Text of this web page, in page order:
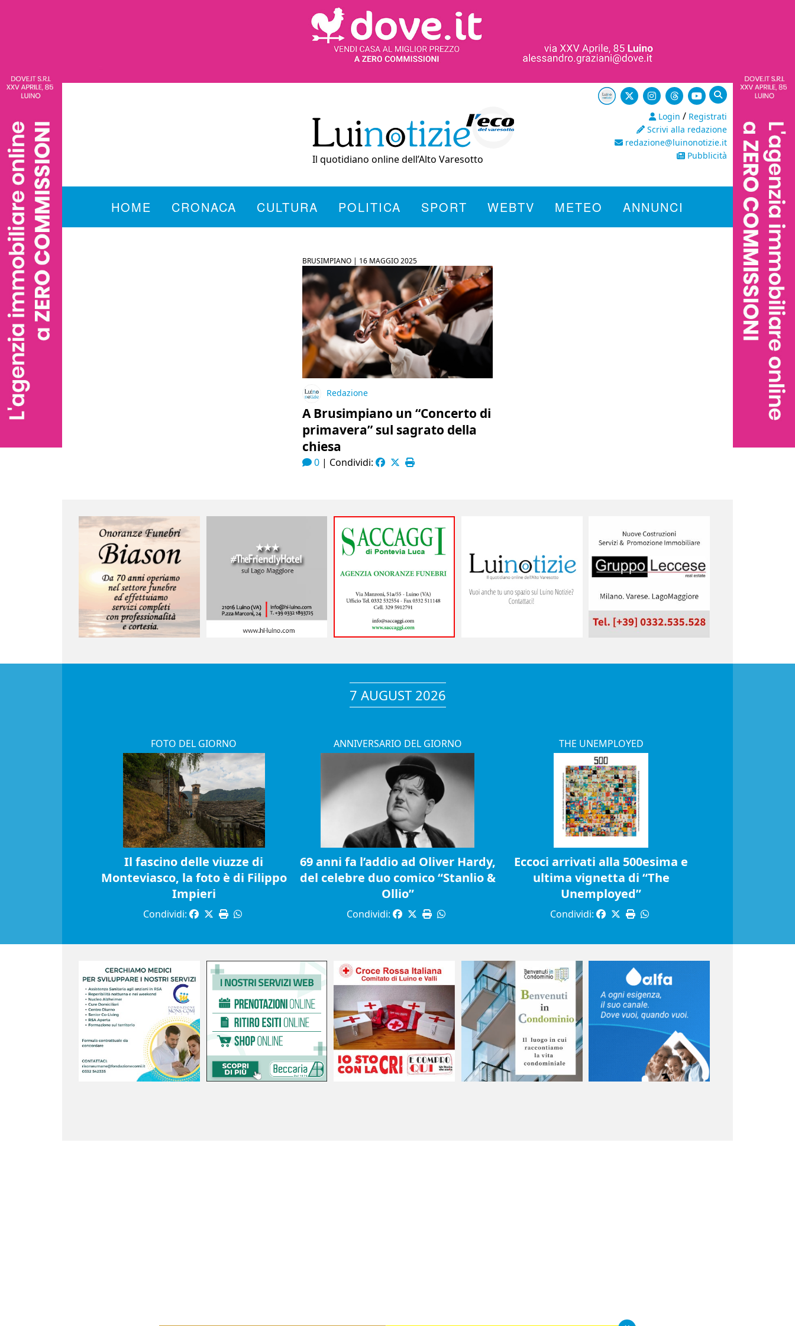
Il quotidiano online dell’Alto Varesotto
Login / Registrati
Scrivi alla redazione
redazione@luinonotizie.it
Pubblicità
HOME CRONACA CULTURA POLITICA SPORT WEBTV METEO ANNUNCI
BRUSIMPIANO | 16 MAGGIO 2025
Redazione
A Brusimpiano un “Concerto di
primavera” sul sagrato della
chiesa
0 | Condividi:
7 AUGUST 2026
FOTO DEL GIORNO
Il fascino delle viuzze di
Monteviasco, la foto è di Filippo
Impieri
Condividi:
ANNIVERSARIO DEL GIORNO
69 anni fa l’addio ad Oliver Hardy,
del celebre duo comico “Stanlio &
Ollio”
Condividi:
THE UNEMPLOYED
Eccoci arrivati alla 500esima e
ultima vignetta di “The
Unemployed”
Condividi: